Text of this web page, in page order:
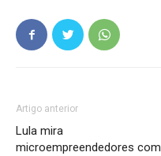
Artigo anterior
Lula mira
microempreendedores com